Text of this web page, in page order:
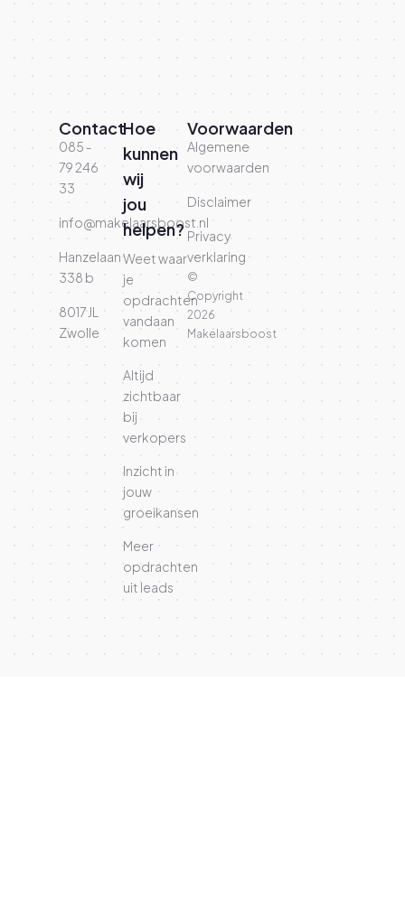
Contact
085 -
79 246
33
info@makelaarsboost.nl
Hanzelaan
338 b
8017 JL
Zwolle
Hoe
kunnen
wij
jou
helpen?
Weet waar
je
opdrachten
vandaan
komen
Altijd
zichtbaar
bij
verkopers
Inzicht in
jouw
groeikansen
Meer
opdrachten
uit leads
Voorwaarden
Algemene
voorwaarden
Disclaimer
Privacy
verklaring
©
Copyright
2026
Makelaarsboost